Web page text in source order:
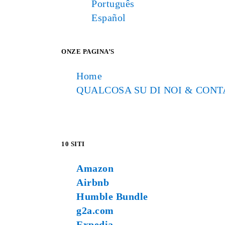
Português
Español
ONZE PAGINA’S
Home
QUALCOSA SU DI NOI &
10 SITI
Amazon
Airbnb
Humble Bundle
g2a.com